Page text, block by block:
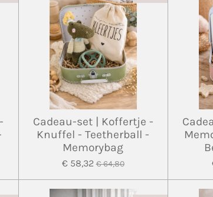
Cadeau-set | Koffertje -
Knuffel - Teetherball -
Memorybag
€ 58,32 € 64,80